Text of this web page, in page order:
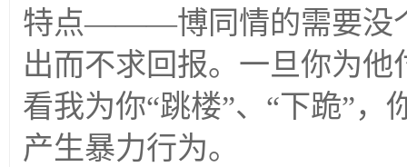
特点———博同情的需要没
出而不求回报。一旦你为
看我为你“跳楼”、“下跪”
产生暴力行为。